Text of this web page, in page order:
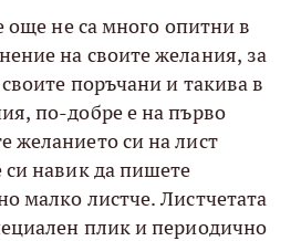
още не са много опитни в
на своите желания, за
поръчани и такива в
по-добре е на първо
желанието си на лист
си навик да пишете
малко листче. Листчетата
плик и периодично